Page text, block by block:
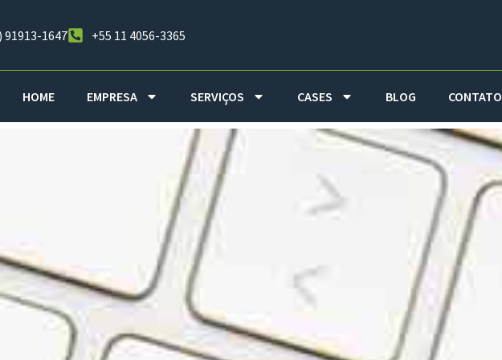
91913-1647 +55 11 4056-3365
HOME EMPRESA SERVIÇOS CASES BLOG CONTATO